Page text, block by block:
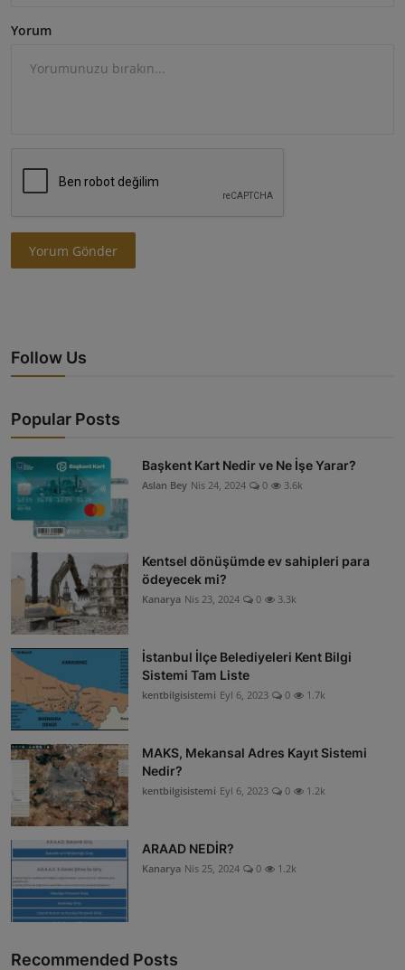
Yorum
Yorum Gönder
Follow Us
Popular Posts
Başkent Kart Nedir ve Ne İşe Yarar?
Aslan Bey Nis 24, 2024 0 3.6k
Kentsel dönüşümde ev sahipleri para
ödeyecek mi?
Kanarya Nis 23, 2024 0 3.3k
İstanbul İlçe Belediyeleri Kent Bilgi
Sistemi Tam Liste
kentbilgisistemi Eyl 6, 2023 0 1.7k
MAKS, Mekansal Adres Kayıt Sistemi
Nedir?
kentbilgisistemi Eyl 6, 2023 0 1.2k
ARAAD NEDİR?
Kanarya Nis 25, 2024 0 1.2k
Recommended Posts